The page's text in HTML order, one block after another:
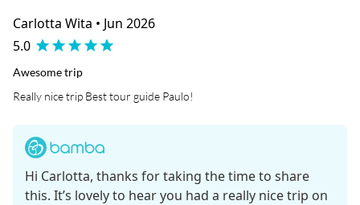
Carlotta Wita • Jun 2026
5.0
Awesome trip
Really nice trip Best tour guide Paulo!
Hi Carlotta, thanks for taking the time to share
this. It’s lovely to hear you had a really nice trip on